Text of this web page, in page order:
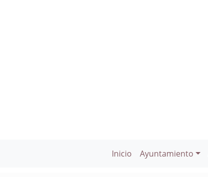
Inicio Ayuntamiento